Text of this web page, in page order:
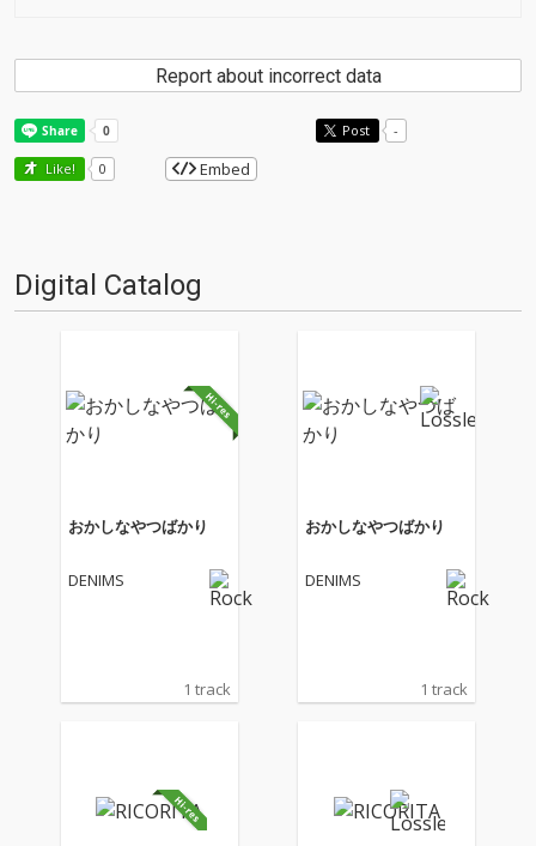
Report about incorrect data
Post -
Like! 0 Embed
Digital Catalog
おかしなやつばかり
DENIMS
1 track
おかしなやつばかり
DENIMS
1 track